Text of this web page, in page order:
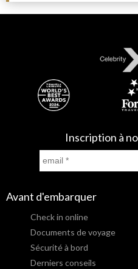
Inscription à
Avant d'embarquer
Check in online
Documents de voyage
Sécurité à bord
Derniers conseils